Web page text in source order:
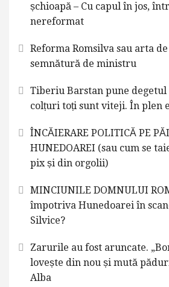
șchioapă – Cu capul în jos,
nereformat
Reforma Romsilva sau arta
semnătură de ministru
Tiberiu Barstan pune degetul
colțuri toți sunt viteji. În plen
ÎNCĂIERARE POLITICĂ PE
HUNEDOAREI (sau cum se
pix și din orgolii)
MINCIUNILE DOMNULUI
împotriva Hunedoarei în
Silvice?
Zarurile au fost aruncate.
lovește din nou și mută
Alba